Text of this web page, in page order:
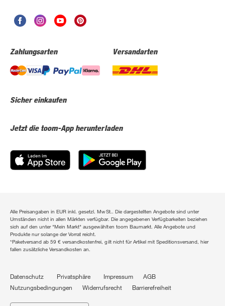
Zahlungsarten Versandarten
Sicher einkaufen
Jetzt die toom-App herunterladen
Alle Preisangaben in EUR inkl. gesetzl. MwSt.. Die dargestellten Angebote sind unter
Umständen nicht in allen Märkten verfügbar. Die angegebenen Verfügbarkeiten beziehen
sich auf den unter "Mein Markt" ausgewählten toom Baumarkt. Alle Angebote und
Produkte nur solange der Vorrat reicht.
*Paketversand ab 59 € versandkostenfrei, gilt nicht für Artikel mit Speditionsversand, hier
fallen zusätzliche Versandkosten an.
Datenschutz Privatsphäre Impressum
AGB
Nutzungsbedingungen
Widerrufsrecht Barrierefreiheit